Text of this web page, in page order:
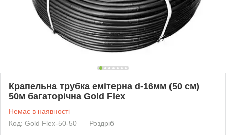
Крапельна трубка емітерна d-16мм (50 см)
50м багаторічна Gold Flex
Немає в наявності
Код: Gold Flex-50-50
Роздріб